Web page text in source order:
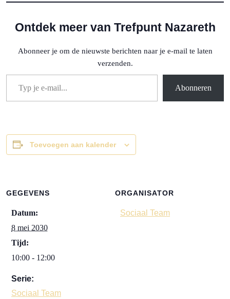
Ontdek meer van Trefpunt Nazareth
Abonneer je om de nieuwste berichten naar je e-mail te laten
verzenden.
Typ je e-mail...
Abonneren
Toevoegen aan kalender
GEGEVENS
Datum:
8 mei 2030
Tijd:
10:00 - 12:00
Serie:
Sociaal Team
ORGANISATOR
Sociaal Team